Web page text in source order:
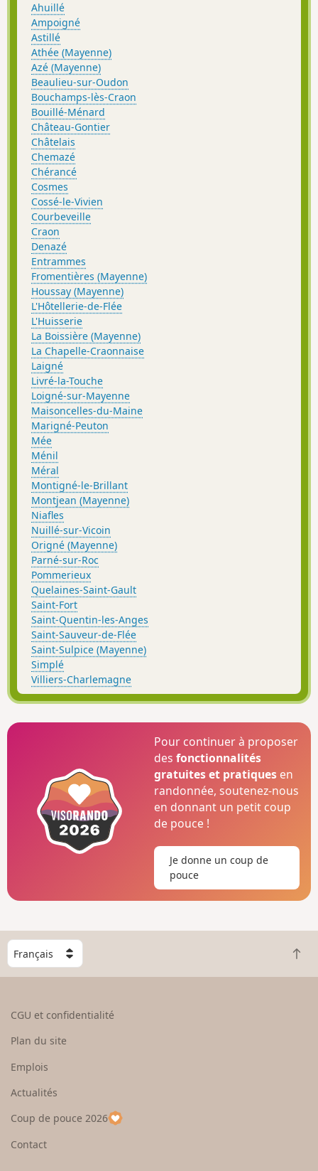
Ahuillé
Ampoigné
Astillé
Athée (Mayenne)
Azé (Mayenne)
Beaulieu-sur-Oudon
Bouchamps-lès-Craon
Bouillé-Ménard
Château-Gontier
Châtelais
Chemazé
Chérancé
Cosmes
Cossé-le-Vivien
Courbeveille
Craon
Denazé
Entrammes
Fromentières (Mayenne)
Houssay (Mayenne)
L'Hôtellerie-de-Flée
L'Huisserie
La Boissière (Mayenne)
La Chapelle-Craonnaise
Laigné
Livré-la-Touche
Loigné-sur-Mayenne
Maisoncelles-du-Maine
Marigné-Peuton
Mée
Ménil
Méral
Montigné-le-Brillant
Montjean (Mayenne)
Niafles
Nuillé-sur-Vicoin
Origné (Mayenne)
Parné-sur-Roc
Pommerieux
Quelaines-Saint-Gault
Saint-Fort
Saint-Quentin-les-Anges
Saint-Sauveur-de-Flée
Saint-Sulpice (Mayenne)
Simplé
Villiers-Charlemagne
Pour continuer à proposer
desfonctionnalités
gratuites et pratiques en
randonnée, soutenez-nous
en donnant un petit coup
de pouce !
Je donne un coup de
pouce
C
h
o
e
u
p
a
R
e
CGU et confidentialité
Plan du site
Emplois
Actualités
Coup de pouce 2026
Contact